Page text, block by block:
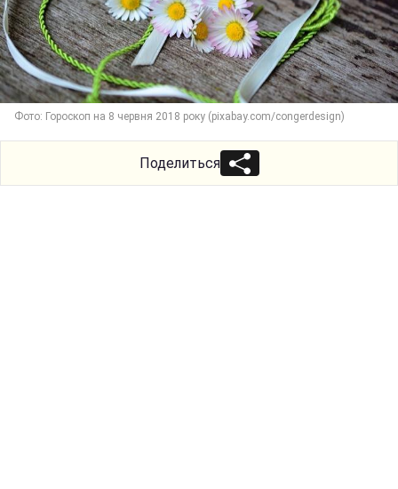
Фото: Гороскоп на 8 червня 2018 року (pixabay.com/congerdesign)
Поделиться